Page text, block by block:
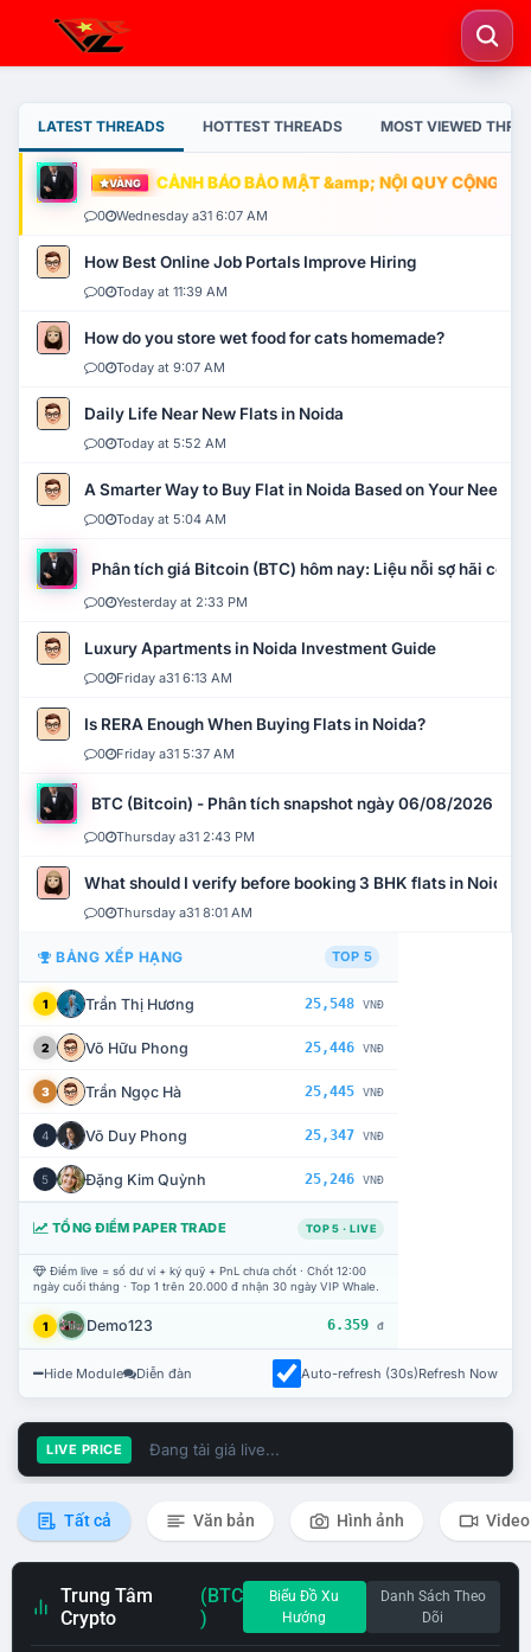
LATEST THREADS HOTTEST THREADS MOST VIEWED
VÀNG CẢNH BÁO BẢO MẬT &amp; NỘI QUY CỘNG
0 Wednesday a31 6:07 AM
How Best Online Job Portals Improve Hiring
0 Today at 11:39 AM
How do you store wet food for cats homemade?
0 Today at 9:07 AM
Daily Life Near New Flats in Noida
0 Today at 5:52 AM
A Smarter Way to Buy Flat in Noida Based on Your Needs
0 Today at 5:04 AM
Phân tích giá Bitcoin (BTC) hôm nay: Liệu nỗi sợ hãi có
0 Yesterday at 2:33 PM
Luxury Apartments in Noida Investment Guide
0 Friday a31 6:13 AM
Is RERA Enough When Buying Flats in Noida?
0 Friday a31 5:37 AM
BTC (Bitcoin) - Phân tích snapshot ngày 06/08/2026
0 Thursday a31 2:43 PM
What should I verify before booking 3 BHK flats in Noida?
0 Thursday a31 8:01 AM
BẢNG XẾP HẠNG TOP 5
1 Trần Thị Hương 25,548 VNĐ
2 Võ Hữu Phong 25,446 VNĐ
3 Trần Ngọc Hà 25,445 VNĐ
4 Võ Duy Phong 25,347 VNĐ
5 Đặng Kim Quỳnh 25,246 VNĐ
TỔNG ĐIỂM PAPER TRADE TOP 5 · LIVE
Điểm live = số dư ví + ký quỹ + PnL chưa chốt · Chốt 12:00
ngày cuối tháng · Top 1 trên 20.000 đ nhận 30 ngày VIP Whale.
1 Demo123 6.359 đ
Hide Module Diễn đàn Auto-refresh (30s)Refresh Now
LIVE PRICE Đang tải giá live...
Tất cả Văn bản Hình ảnh Video
Trung Tâm
Crypto
(BTC
)
Biểu Đồ Xu
Hướng
Danh Sách Theo
Dõi